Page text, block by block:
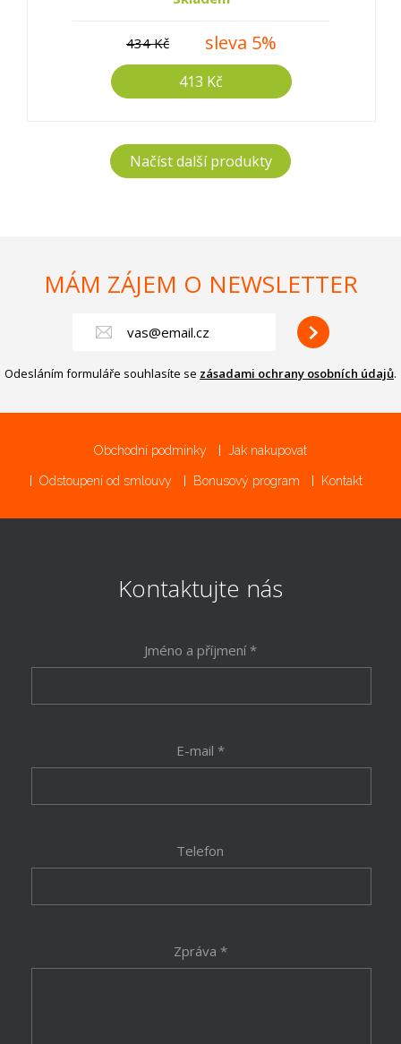
434 Kč sleva 5%
413 Kč
Načíst další produkty
MÁM ZÁJEM O NEWSLETTER
Odesláním formuláře souhlasíte se zásadami ochrany osobních údajů.
Obchodní podmínky Jak nakupovat
Odstoupení od smlouvy Bonusový program Kontakt
Kontaktujte nás
Jméno a příjmení *
E-mail *
Telefon
Zpráva *